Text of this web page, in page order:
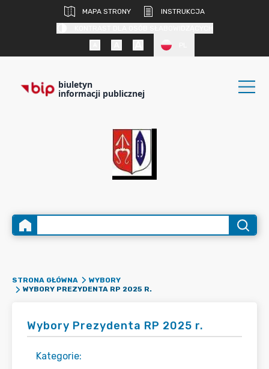
MAPA STRONY
INSTRUKCJA
biuletyn
informacji publicznej
STRONA GŁÓWNA
WYBORY
WYBORY PREZYDENTA RP 2025 R.
Wybory Prezydenta RP 2025 r.
Kategorie: